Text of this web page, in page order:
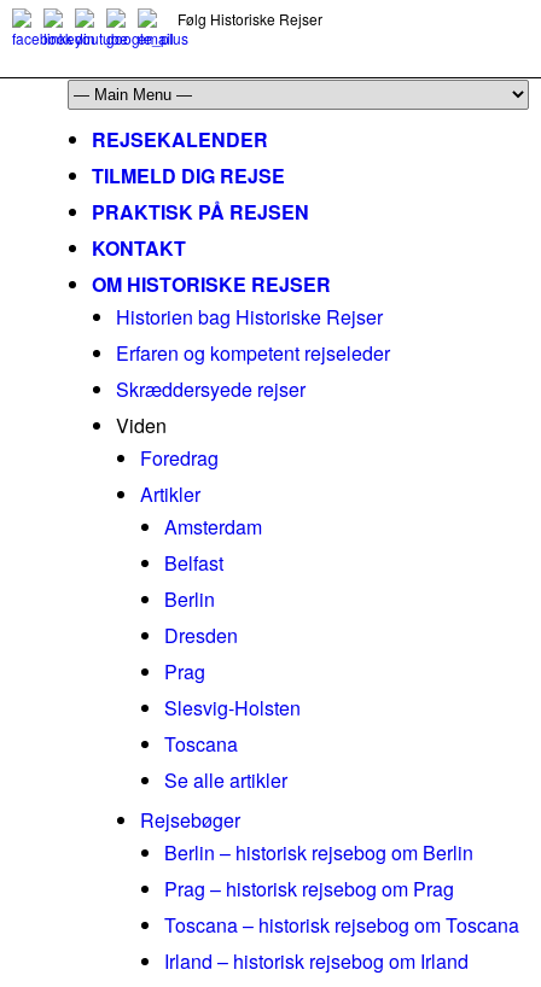
Følg Historiske Rejser
REJSEKALENDER
TILMELD DIG REJSE
PRAKTISK PÅ REJSEN
KONTAKT
OM HISTORISKE REJSER
Historien bag Historiske Rejser
Erfaren og kompetent rejseleder
Skræddersyede rejser
Viden
Foredrag
Artikler
Amsterdam
Belfast
Berlin
Dresden
Prag
Slesvig-Holsten
Toscana
Se alle artikler
Rejsebøger
Berlin – historisk rejsebog om Berlin
Prag – historisk rejsebog om Prag
Toscana – historisk rejsebog om Toscana
Irland – historisk rejsebog om Irland